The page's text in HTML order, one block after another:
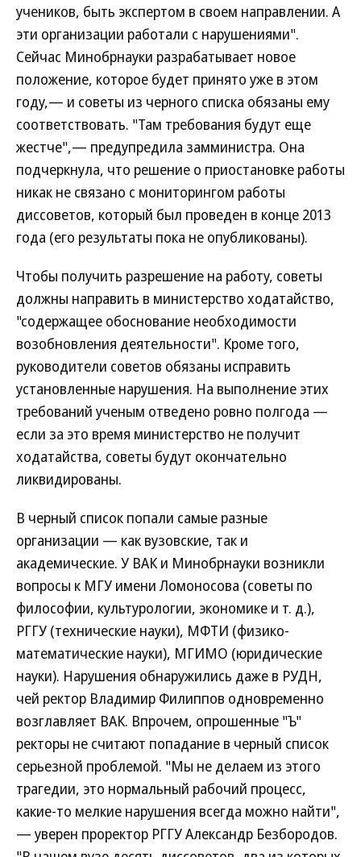
учеников, быть экспертом в своем направлении. А
эти организации работали с нарушениями".
Сейчас Минобрнауки разрабатывает новое
положение, которое будет принято уже в этом
году,— и советы из черного списка обязаны ему
соответствовать. "Там требования будут еще
жестче",— предупредила замминистра. Она
подчеркнула, что решение о приостановке работы
никак не связано с мониторингом работы
диссоветов, который был проведен в конце 2013
года (его результаты пока не опубликованы).
Чтобы получить разрешение на работу, советы
должны направить в министерство ходатайство,
"содержащее обоснование необходимости
возобновления деятельности". Кроме того,
руководители советов обязаны исправить
установленные нарушения. На выполнение этих
требований ученым отведено ровно полгода —
если за это время министерство не получит
ходатайства, советы будут окончательно
ликвидированы.
В черный список попали самые разные
организации — как вузовские, так и
академические. У ВАК и Минобрнауки возникли
вопросы к МГУ имени Ломоносова (советы по
философии, культурологии, экономике и т. д.),
РГГУ (технические науки), МФТИ (физико-
математические науки), МГИМО (юридические
науки). Нарушения обнаружились даже в РУДН,
чей ректор Владимир Филиппов одновременно
возглавляет ВАК. Впрочем, опрошенные "Ъ"
ректоры не считают попадание в черный список
серьезной проблемой. "Мы не делаем из этого
трагедии, это нормальный рабочий процесс,
какие-то мелкие нарушения всегда можно найти",
— уверен проректор РГГУ Александр Безбородов.